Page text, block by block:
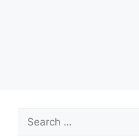
Search
for: